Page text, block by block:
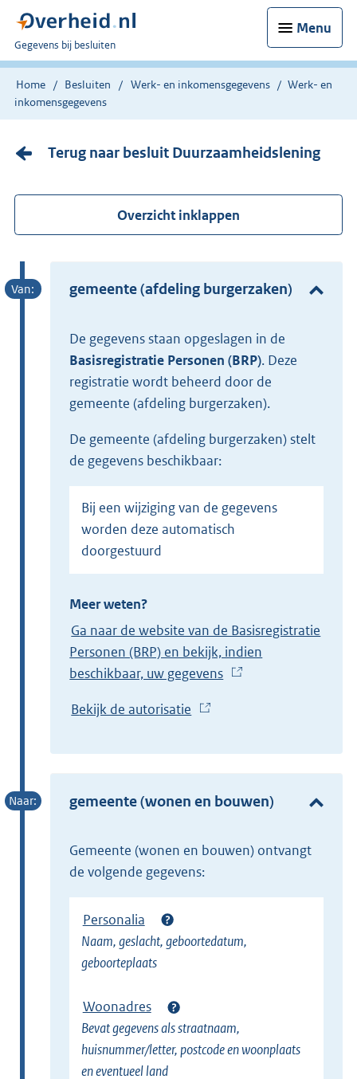
Menu
U
bent
nu
hier:
Gegevens bij besluiten
Home Besluiten Werk- en inkomensgegevens
Werk- en
inkomensgegevens
Terug naar besluit Duurzaamheidslening
Overzicht inklappen
gemeente (afdeling burgerzaken)
De gegevens staan opgeslagen in de
Basisregistratie Personen (BRP). Deze
registratie wordt beheerd door de
gemeente (afdeling burgerzaken).
de gemeente (afdeling burgerzaken) stelt
de gegevens beschikbaar:
Bij een wijziging van de gegevens
worden deze automatisch
doorgestuurd
Meer weten?
Ga naar de website van de Basisregistratie
Personen (BRP) en bekijk, indien
beschikbaar, uw gegevens
e
n
l
Bekijk de autorisatie
x
t
e
e
l
i
k
gemeente (wonen en bouwen)
gemeente (wonen en bouwen) ontvangt
de volgende gegevens:
Personalia
Naam, geslacht, geboortedatum,
geboorteplaats
Woonadres
Bevat gegevens als straatnaam,
huisnummer/letter, postcode en woonplaats
en eventueel land